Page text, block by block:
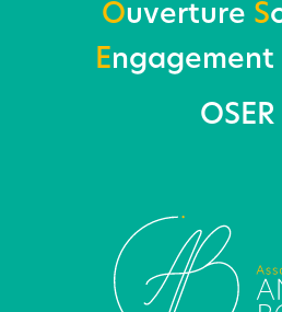
Ouverture S
Engagement
OSER